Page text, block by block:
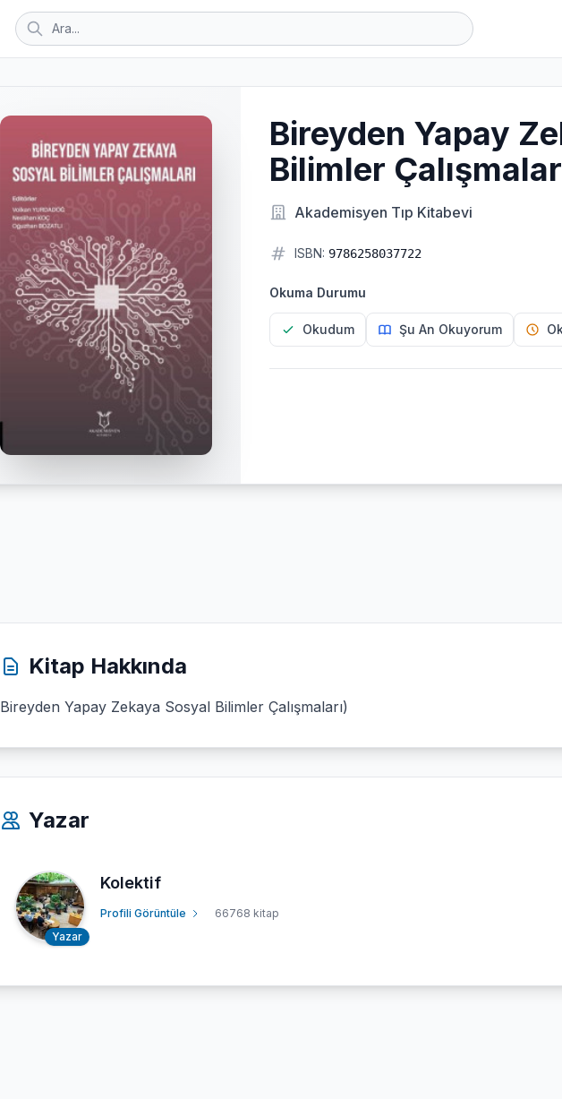
Bireyden Yapay
Bilimler
Akademisyen Tıp Kitabevi
ISBN: 9786258037722
Okuma Durumu
Okudum Şu An Okuyorum
Kitap Hakkında
Bireyden Yapay Zekaya Sosyal Bilimler Çalışmaları)
Yazar
Yazar
Kolektif
Profili Görüntüle 66768 kitap